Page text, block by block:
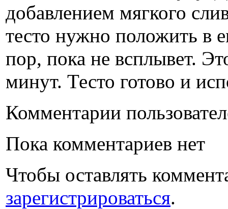
добавлением мягкого
тесто нужно положить в
пор, пока не всплывет.
минут. Тесто готово и
Комментарии
Пока комментариев нет
Чтобы оставлять
зарегистрироваться.